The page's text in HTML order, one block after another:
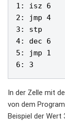
1: isz 6
2: jmp 4
3: stp
4: dec 6
5: jmp 1
6: 3
In der Zelle mit
von dem
Beispiel der Wert